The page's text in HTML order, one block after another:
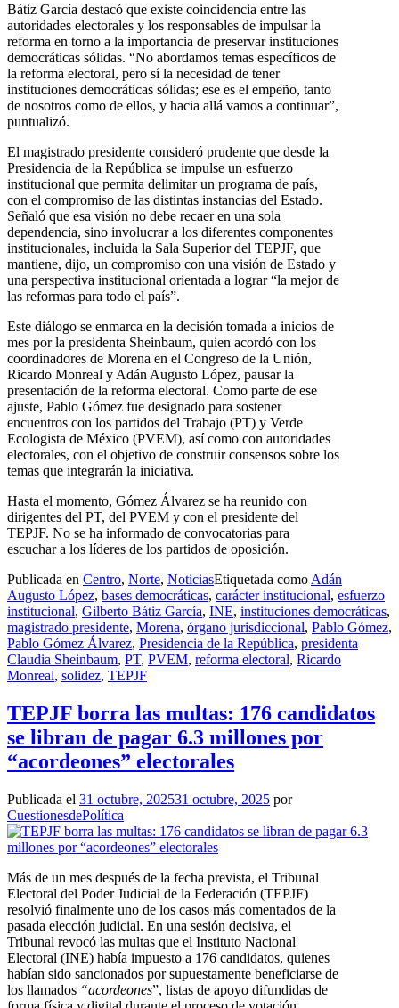
Bátiz García destacó que existe coincidencia entre las
autoridades electorales y los responsables de impulsar la
reforma en torno a la importancia de preservar instituciones
democráticas sólidas. “No abordamos temas específicos de
la reforma electoral, pero sí la necesidad de tener
instituciones democráticas sólidas; ese es el empeño, tanto
de nosotros como de ellos, y hacia allá vamos a continuar”,
puntualizó.
El magistrado presidente consideró prudente que desde la
Presidencia de la República se impulse un esfuerzo
institucional que permita delimitar un programa de país,
con el compromiso de las distintas instancias del Estado.
Señaló que esa visión no debe recaer en una sola
dependencia, sino involucrar a los diferentes componentes
institucionales, incluida la Sala Superior del TEPJF, que
mantiene, dijo, un compromiso con una visión de Estado y
una perspectiva institucional orientada a lograr “la mejor de
las reformas para todo el país”.
Este diálogo se enmarca en la decisión tomada a inicios de
mes por la presidenta Sheinbaum, quien acordó con los
coordinadores de Morena en el Congreso de la Unión,
Ricardo Monreal y Adán Augusto López, pausar la
presentación de la reforma electoral. Como parte de ese
ajuste, Pablo Gómez fue designado para sostener
encuentros con los partidos del Trabajo (PT) y Verde
Ecologista de México (PVEM), así como con autoridades
electorales, con el objetivo de construir consensos sobre los
temas que integrarán la iniciativa.
Hasta el momento, Gómez Álvarez se ha reunido con
dirigentes del PT, del PVEM y con el presidente del
TEPJF. No se ha informado de convocatorias para
escuchar a los líderes de los partidos de oposición.
Publicada en Centro, Norte, NoticiasEtiquetada como Adán
Augusto López, bases democráticas, carácter institucional, esfuerzo
institucional, Gilberto Bátiz García, INE, instituciones democráticas,
magistrado presidente, Morena, órgano jurisdiccional, Pablo Gómez,
Pablo Gómez Álvarez, Presidencia de la República, presidenta
Claudia Sheinbaum, PT, PVEM, reforma electoral, Ricardo
Monreal, solidez, TEPJF
TEPJF borra las multas: 176 candidatos
se libran de pagar 6.3 millones por
“acordeones” electorales
Publicada el 31 octubre, 202531 octubre, 2025 por
CuestionesdePolítica
Más de un mes después de la fecha prevista, el Tribunal
Electoral del Poder Judicial de la Federación (TEPJF)
resolvió finalmente uno de los casos más comentados de la
pasada elección judicial. En una sesión decisiva, el
Tribunal revocó las multas que el Instituto Nacional
Electoral (INE) había impuesto a 176 candidatos, quienes
habían sido sancionados por supuestamente beneficiarse de
los llamados “acordeones”, listas de apoyo difundidas de